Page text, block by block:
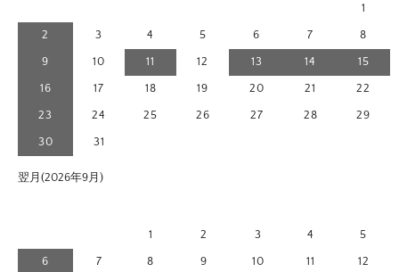
1
2 3 4 5 6 7 8
9 10 11 12 13 14 15
16 17 18 19 20 21 22
23 24 25 26 27 28 29
30 31
翌月(2026年9月)
1 2 3 4 5
6 7 8 9 10 11 12